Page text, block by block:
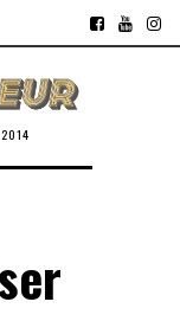
2014